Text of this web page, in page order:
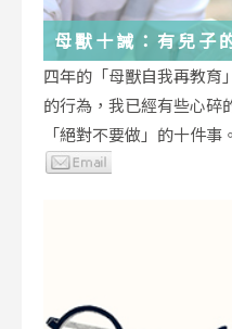
母獸十誡：有兒子
的十件事
四年的「母獸自我再教育
的行為，我已經有些心碎
「絕對不要做」的十件事。